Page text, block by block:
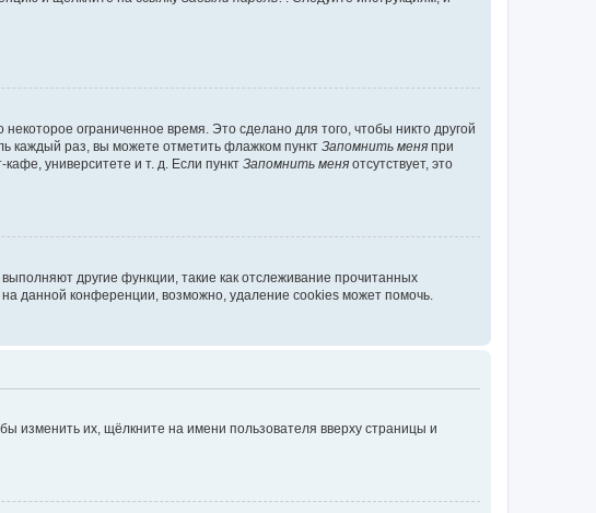
ограниченное время. Это сделано для того, чтобы никто другой
каждый раз, вы можете отметить флажком пункт Запомнить меня при
университете и т. д. Если пункт Запомнить меня отсутствует, это
другие функции, такие как отслеживание прочитанных
данной конференции, возможно, удаление cookies может помочь.
изменить их, щёлкните на имени пользователя вверху страницы и